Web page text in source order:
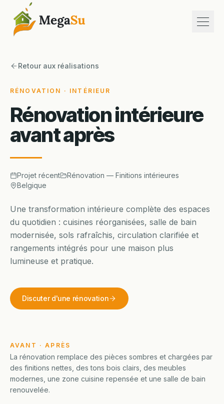
À propos
Réalisations
Contact
+32 (0)28 80 25 80
Retour aux réalisations
RÉNOVATION · INTÉRIEUR
Rénovation intérieure
avant après
Projet récent
Rénovation — Finitions intérieures
Belgique
Une transformation intérieure complète des espaces
du quotidien : cuisines réorganisées, salle de bain
modernisée, sols rafraîchis, circulation clarifiée et
rangements intégrés pour une maison plus
lumineuse et pratique.
Discuter d'une rénovation
AVANT TRAVAUX
AVANT · APRÈS
La rénovation remplace des pièces sombres et chargées par
des finitions nettes, des tons bois clairs, des meubles
modernes, une zone cuisine repensée et une salle de bain
renouvelée.